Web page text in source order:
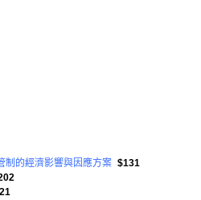
制的經濟影響與因應方案 $131